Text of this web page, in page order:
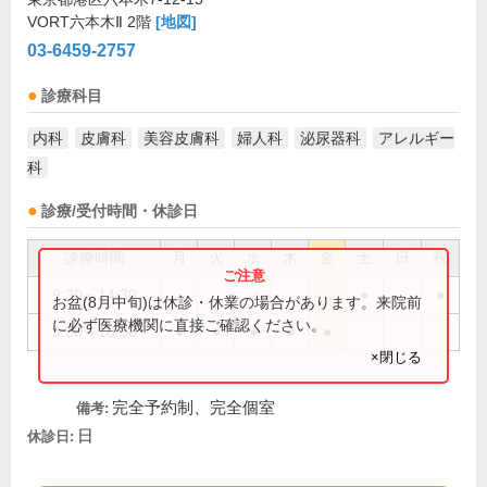
VORT六本木Ⅱ 2階 [地図]
03-6459-2757
診療科目
内科 皮膚科 美容皮膚科 婦人科 泌尿器科
アレルギー
科
診療/受付時間・休診日
祝
9:30～14:30
9:30～18:30 ● ● ● ●
お盆(8月中旬)は休診・休業の場合があります。来院前
に必ず医療機関に直接ご確認ください。
×閉じる
備考: 完全予約制、完全個室
休診日: 日